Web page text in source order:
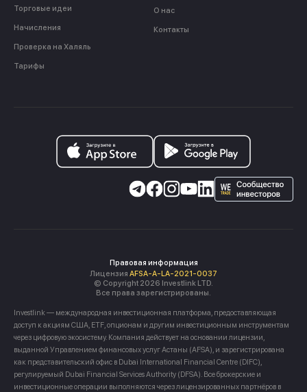
Торговые идеи
Начисления
Проверка на Халяль
Тарифы
О нас
Контакты
Правовая информация
Лицензия AFSA-A-LA-2021-0037
© Copyright 2026 Investlink LTD.
Все права зарегистрированы.
Investlink — международная инвестиционная платформа, предоставляющая
доступ к акциям США, ETF, опционам и другим инвестиционным инструментам
через цифровую экосистему. Компания действует на основании лицензии,
выданной Управлением финансовых услуг Астаны (AFSA), и зарегистрирована
как представительский офис в Dubai International Financial Centre (DIFC),
регулируемый Dubai Financial Services Authority (DFSA). Все брокерские и
инвестиционные операции выполняются через лицензированных партнёров в